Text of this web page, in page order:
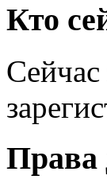
Кто
Права